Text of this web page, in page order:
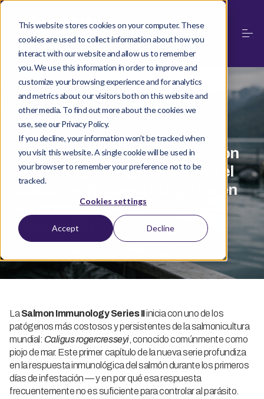
This website stores cookies on your computer. These
cookies are used to collect information about how you
interact with our website and allow us to remember
you. We use this information in order to improve and
customize your browsing experience and for analytics
and metrics about our visitors both on this website and
other media. To find out more about the cookies we
use, see our Privacy Policy.
If you decline, your information won’t be tracked when
you visit this website. A single cookie will be used in
your browser to remember your preference not to be
tracked.
Cookies settings
Accept Decline
·
Serie II — Capítulo 1: Interacción
entre Caligus rogercresseyi y el
salmón — Respuesta inmune en
las primeras etapas de
infestación
La Salmon Immunology Series IIinicia con uno de los
patógenos más costosos y persistentes de la salmonicultura
mundial: Caligus rogercresseyi, conocido comúnmente como
piojo de mar. Este primer capítulo de la nueva serie profundiza
en la respuesta inmunológica del salmón durante los primeros
días de infestación — y en por qué esa respuesta
frecuentemente no es suficiente para controlar al parásito.